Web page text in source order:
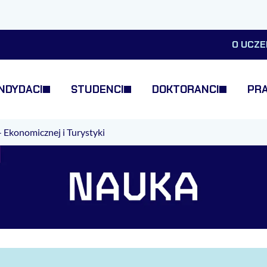
O
STUDENCI DOKTORANCI
Ekonomicznej i Turystyki